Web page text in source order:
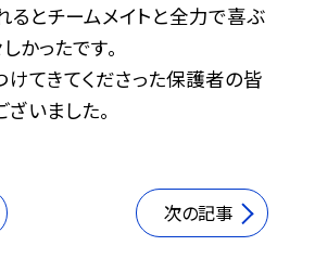
るとチームメイトと全力で喜ぶ
かったです。
てきてくださった保護者の皆
ざいました。
次の記事